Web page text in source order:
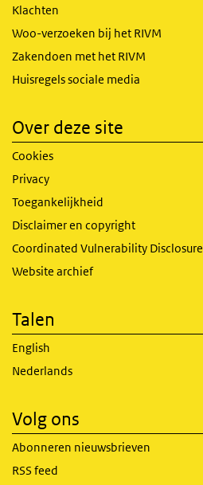
Klachten
Woo-verzoeken bij het RIVM
Zakendoen met het RIVM
Huisregels sociale media
Over deze site
Cookies
Privacy
Toegankelijkheid
Disclaimer en copyright
Coordinated Vulnerability Disclosure
Website archief
Talen
English
Nederlands
Volg ons
Abonneren nieuwsbrieven
RSS feed